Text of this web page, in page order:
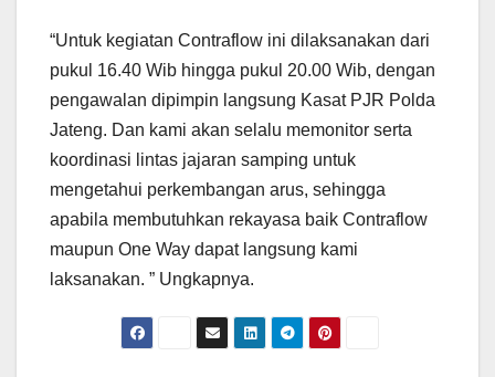
“Untuk kegiatan Contraflow ini dilaksanakan dari
pukul 16.40 Wib hingga pukul 20.00 Wib, dengan
pengawalan dipimpin langsung Kasat PJR Polda
Jateng. Dan kami akan selalu memonitor serta
koordinasi lintas jajaran samping untuk
mengetahui perkembangan arus, sehingga
apabila membutuhkan rekayasa baik Contraflow
maupun One Way dapat langsung kami
laksanakan. ” Ungkapnya.